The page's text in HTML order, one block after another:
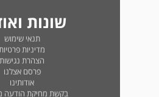
שונות
תנאי שימוש
מדיניות
הצהרת נגישות
פרסם אצלנו
אודותינו
בקשת מחיקת הודעה